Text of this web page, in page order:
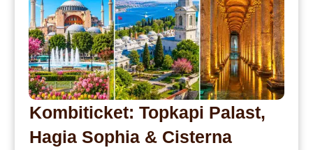
Kombiticket: Topkapi Palast,
Hagia Sophia & Cisterna